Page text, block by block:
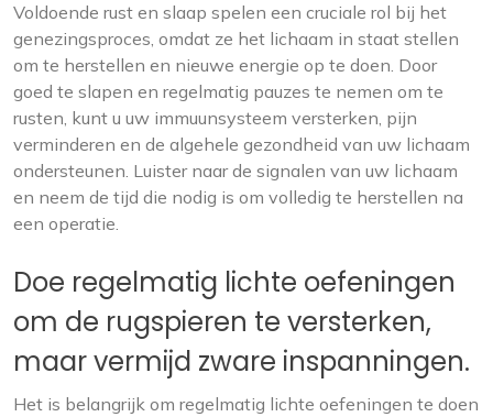
Voldoende rust en slaap spelen een cruciale rol bij het
genezingsproces, omdat ze het lichaam in staat stellen
om te herstellen en nieuwe energie op te doen. Door
goed te slapen en regelmatig pauzes te nemen om te
rusten, kunt u uw immuunsysteem versterken, pijn
verminderen en de algehele gezondheid van uw lichaam
ondersteunen. Luister naar de signalen van uw lichaam
en neem de tijd die nodig is om volledig te herstellen na
een operatie.
Doe regelmatig lichte oefeningen
om de rugspieren te versterken,
maar vermijd zware inspanningen.
Het is belangrijk om regelmatig lichte oefeningen te doen